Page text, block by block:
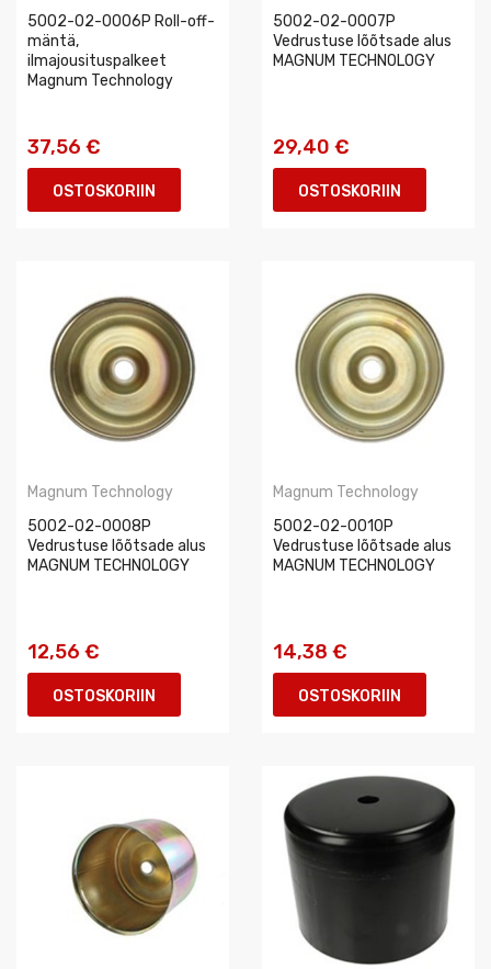
5002-02-0006P Roll-off-
mäntä,
ilmajousituspalkeet
Magnum Technology
37,56 €
OSTOSKORIIN
5002-02-0007P
Vedrustuse lõõtsade alus
MAGNUM TECHNOLOGY
29,40 €
OSTOSKORIIN
Magnum Technology
5002-02-0008P
Vedrustuse lõõtsade alus
MAGNUM TECHNOLOGY
12,56 €
OSTOSKORIIN
Magnum Technology
5002-02-0010P
Vedrustuse lõõtsade alus
MAGNUM TECHNOLOGY
14,38 €
OSTOSKORIIN